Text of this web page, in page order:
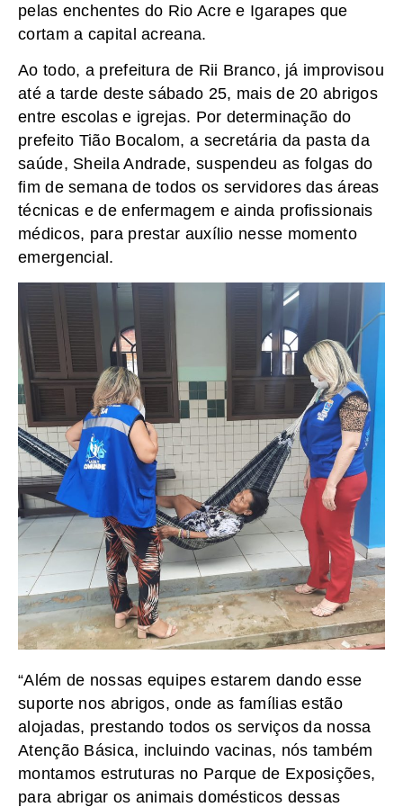
pelas enchentes do Rio Acre e Igarapes que
cortam a capital acreana.
Ao todo, a prefeitura de Rii Branco, já improvisou
até a tarde deste sábado 25, mais de 20 abrigos
entre escolas e igrejas. Por determinação do
prefeito Tião Bocalom, a secretária da pasta da
saúde, Sheila Andrade, suspendeu as folgas do
fim de semana de todos os servidores das áreas
técnicas e de enfermagem e ainda profissionais
médicos, para prestar auxílio nesse momento
emergencial.
“Além de nossas equipes estarem dando esse
suporte nos abrigos, onde as famílias estão
alojadas, prestando todos os serviços da nossa
Atenção Básica, incluindo vacinas, nós também
montamos estruturas no Parque de Exposições,
para abrigar os animais domésticos dessas